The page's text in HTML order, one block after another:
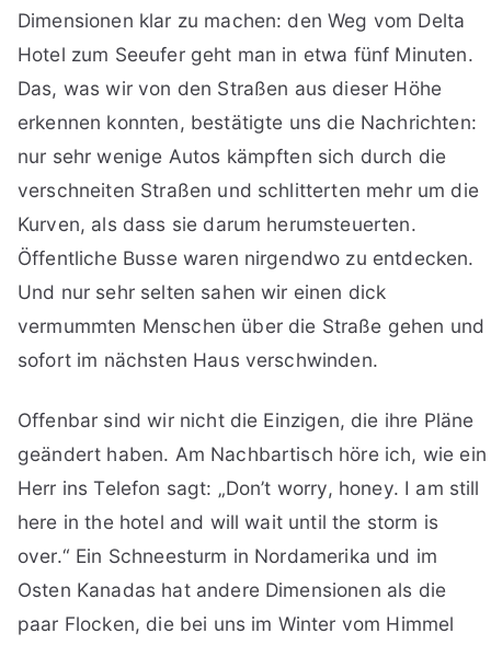
Dimensionen klar zu machen: den Weg vom Delta
Hotel zum Seeufer geht man in etwa fünf Minuten.
Das, was wir von den Straßen aus dieser Höhe
erkennen konnten, bestätigte uns die Nachrichten:
nur sehr wenige Autos kämpften sich durch die
verschneiten Straßen und schlitterten mehr um die
Kurven, als dass sie darum herumsteuerten.
Öffentliche Busse waren nirgendwo zu entdecken.
Und nur sehr selten sahen wir einen dick
vermummten Menschen über die Straße gehen und
sofort im nächsten Haus verschwinden.
Offenbar sind wir nicht die Einzigen, die ihre Pläne
geändert haben. Am Nachbartisch höre ich, wie ein
Herr ins Telefon sagt: „Don’t worry, honey. I am still
here in the hotel and will wait until the storm is
over.“ Ein Schneesturm in Nordamerika und im
Osten Kanadas hat andere Dimensionen als die
paar Flocken, die bei uns im Winter vom Himmel